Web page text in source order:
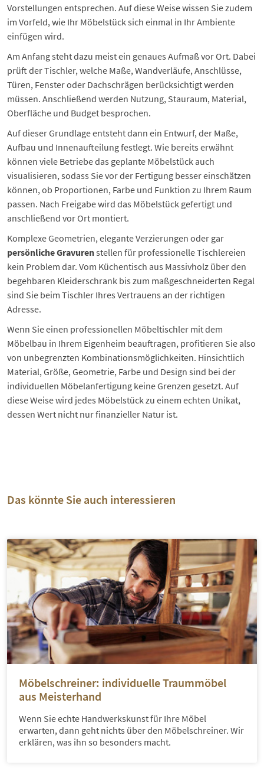
Vorstellungen entsprechen. Auf diese Weise wissen Sie zudem
im Vorfeld, wie Ihr Möbelstück sich einmal in Ihr Ambiente
einfügen wird.
Am Anfang steht dazu meist ein genaues Aufmaß vor Ort. Dabei
prüft der Tischler, welche Maße, Wandverläufe, Anschlüsse,
Türen, Fenster oder Dachschrägen berücksichtigt werden
müssen. Anschließend werden Nutzung, Stauraum, Material,
Oberfläche und Budget besprochen.
Auf dieser Grundlage entsteht dann ein Entwurf, der Maße,
Aufbau und Innenaufteilung festlegt. Wie bereits erwähnt
können viele Betriebe das geplante Möbelstück auch
visualisieren, sodass Sie vor der Fertigung besser einschätzen
können, ob Proportionen, Farbe und Funktion zu Ihrem Raum
passen. Nach Freigabe wird das Möbelstück gefertigt und
anschließend vor Ort montiert.
Komplexe Geometrien, elegante Verzierungen oder gar
persönliche Gravurenstellen für professionelle Tischlereien
kein Problem dar. Vom Küchentisch aus Massivholz über den
begehbaren Kleiderschrank bis zum maßgeschneiderten Regal
sind Sie beim Tischler Ihres Vertrauens an der richtigen
Adresse.
Wenn Sie einen professionellen Möbeltischler mit dem
Möbelbau in Ihrem Eigenheim beauftragen, profitieren Sie also
von unbegrenzten Kombinationsmöglichkeiten. Hinsichtlich
Material, Größe, Geometrie, Farbe und Design sind bei der
individuellen Möbelanfertigung keine Grenzen gesetzt. Auf
diese Weise wird jedes Möbelstück zu einem echten Unikat,
dessen Wert nicht nur finanzieller Natur ist.
Das könnte Sie auch interessieren
Möbelschreiner: individuelle Traummöbel
aus Meisterhand
Wenn Sie echte Handwerkskunst für Ihre Möbel
erwarten, dann geht nichts über den Möbelschreiner. Wir
erklären, was ihn so besonders macht.